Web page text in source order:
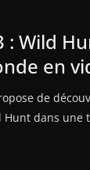
: Wild
en
de
Hunt dans une